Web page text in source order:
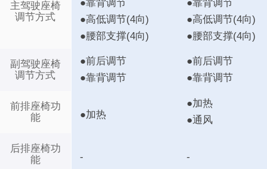
主驾驶座椅
调节方式
副驾驶座椅
调节方式
前排座椅功
能
后排座椅功
能
●靠背调节
●高低调节(4向)
●腰部支撑(4向)
●靠背调节
●高低调节(4向)
●腰部支撑(4向)
●前后调节
●靠背调节
●前后调节
●靠背调节
●加热
●加热
●通风
- -